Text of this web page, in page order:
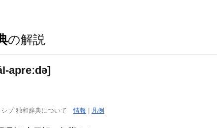
の解説
I-apreːdə]
シブ 独和辞典について情報 凡例